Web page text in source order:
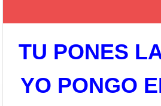
TU PONES
YO PONGO